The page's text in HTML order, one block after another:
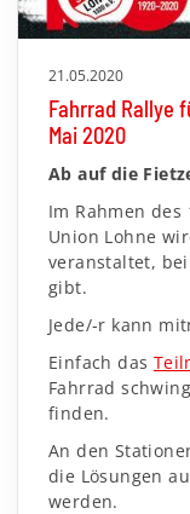
21.05.2020
Fahrrad Rallye
Mai 2020
Ab auf die
Im Rahmen des
Union Lohne
veranstaltet,
gibt.
Jede/-r kann
Einfach das
Fahrrad
finden.
An den
die Lösungen
werden.